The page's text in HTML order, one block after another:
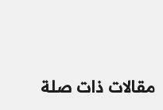
مقالات ذات صلة